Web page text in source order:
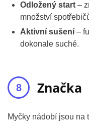
Odložený start –
množství
Aktivní sušení –
dokonale suché.
Značka
Myčky nádobí jsou na